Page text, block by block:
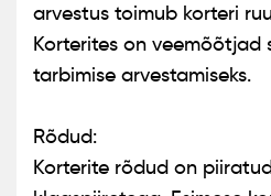
arvestus toimub korteri
Korterites on veemõõtjad
tarbimise arvestamiseks.
Rõdud:
Korterite rõdud on